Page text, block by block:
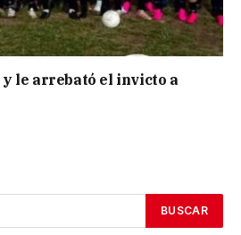
y le arrebató el invicto a